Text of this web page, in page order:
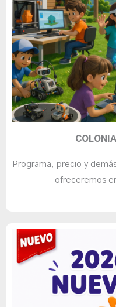
Programa, precio y
ofreceremos